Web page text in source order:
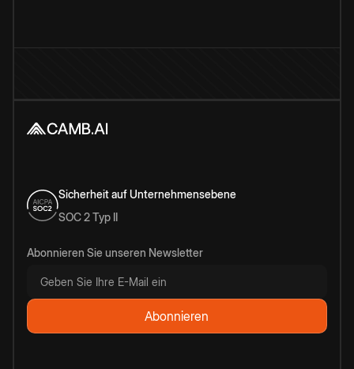
Sicherheit auf Unternehmensebene
SOC 2 Typ II
Abonnieren Sie unseren Newsletter